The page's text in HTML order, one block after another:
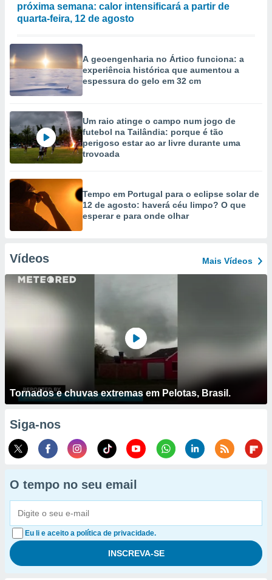
próxima semana: calor intensificará a partir de
quarta-feira, 12 de agosto
A geoengenharia no Ártico funciona: a
experiência histórica que aumentou a
espessura do gelo em 32 cm
Um raio atinge o campo num jogo de
futebol na Tailândia: porque é tão
perigoso estar ao ar livre durante uma
trovoada
Tempo em Portugal para o eclipse solar de
12 de agosto: haverá céu limpo? O que
esperar e para onde olhar
Vídeos Mais Vídeos
Tornados e chuvas extremas em Pelotas, Brasil.
Siga-nos
O tempo no seu email
Eu li e aceito a política de privacidade.